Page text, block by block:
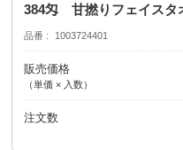
384匁 甘撚りフェイスタ
品番 1003724401
販売価格
（単価 × 入数）
注文数